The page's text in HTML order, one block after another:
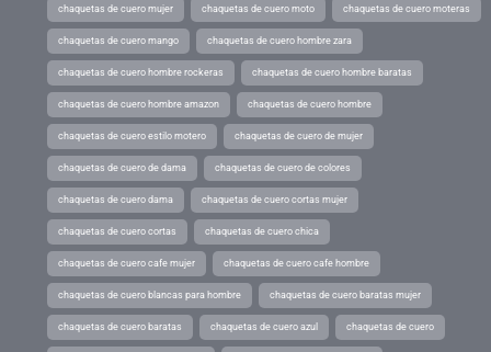
chaquetas de cuero mujer chaquetas de cuero moto chaquetas de cuero moteras
chaquetas de cuero mango chaquetas de cuero hombre zara
chaquetas de cuero hombre rockeras chaquetas de cuero hombre baratas
chaquetas de cuero hombre amazon chaquetas de cuero hombre
chaquetas de cuero estilo motero chaquetas de cuero de mujer
chaquetas de cuero de dama chaquetas de cuero de colores
chaquetas de cuero dama chaquetas de cuero cortas mujer
chaquetas de cuero cortas chaquetas de cuero chica
chaquetas de cuero cafe mujer chaquetas de cuero cafe hombre
chaquetas de cuero blancas para hombre chaquetas de cuero baratas mujer
chaquetas de cuero baratas chaquetas de cuero azul chaquetas de cuero